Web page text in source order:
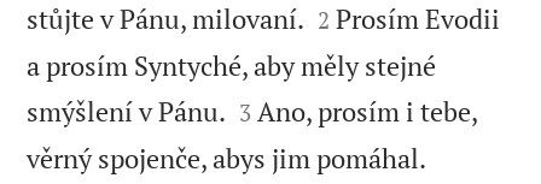
stůjte v Pánu, milovaní. 

2 Prosím Evodii
a prosím Syntyché, aby měly stejné
smýšlení v Pánu. 

3 Ano, prosím i tebe,
věrný spojenče, abys jim pomáhal.